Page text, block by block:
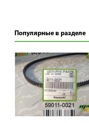
Популярные в разделе